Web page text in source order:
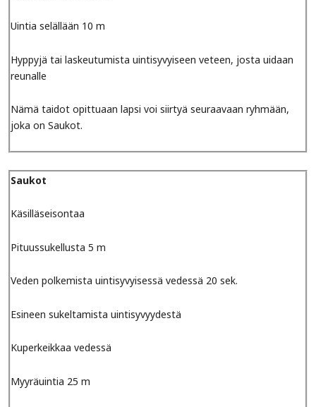
Uintia selällään 10 m
Hyppyjä tai laskeutumista uintisyvyiseen veteen, josta uidaan
reunalle
Nämä taidot opittuaan lapsi voi siirtyä seuraavaan ryhmään,
joka on Saukot.
Saukot
Käsilläseisontaa
Pituussukellusta 5 m
Veden polkemista uintisyvyisessä vedessä 20 sek.
Esineen sukeltamista uintisyvyydestä
Kuperkeikkaa vedessä
Myyräuintia 25 m